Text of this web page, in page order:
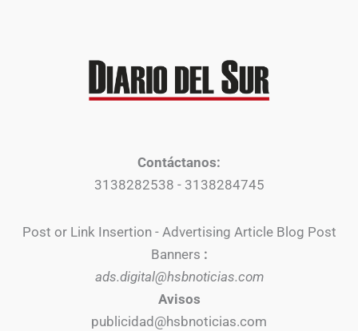
Contáctanos:
3138282538 - 3138284745
Post or Link Insertion - Advertising Article Blog Post
Banners :
ads.digital@hsbnoticias.com
Avisos
publicidad@hsbnoticias.com